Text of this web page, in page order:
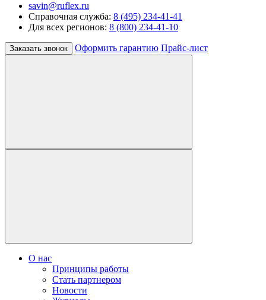
savin@ruflex.ru
Справочная служба: 8 (495) 234-41-41
Для всех регионов: 8 (800) 234-41-10
Заказать звонок Оформить гарантию Прайс-лист
О нас
Принципы работы
Стать партнером
Новости